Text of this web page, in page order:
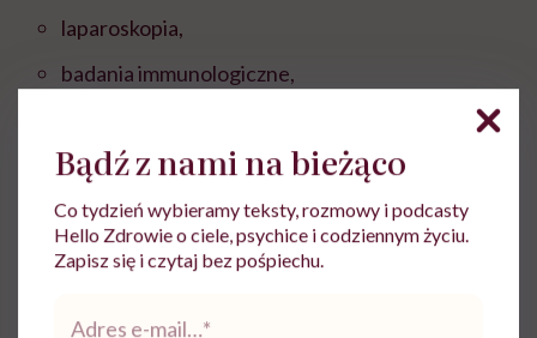
laparoskopia,
badania immunologiczne,
U mężczyzn w skład badań wchodzą:
ocena parametrów nasienia(spermiogram)
analiza jego objętości, całkowitej liczby
czy budowy,
Bądź z nami na bieżąco
Co tydzień wybieramy teksty, rozmowy i podcasty
Hello Zdrowie o ciele, psychice i codziennym życiu.
Zapisz się i czytaj bez pośpiechu.